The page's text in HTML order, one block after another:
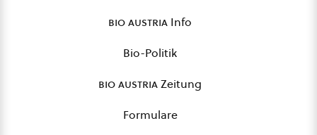
bio austria Info
Bio-Politik
bio austriaZeitung
Formulare